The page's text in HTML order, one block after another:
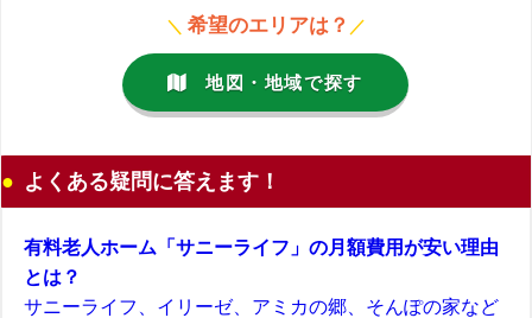
＼ 希望のエリアは？ ／
地図・地域で探す
よくある疑問に答えます！
有料老人ホーム「サニーライフ」の月額費用が安い理由
とは？
サニーライフ、イリーゼ、アミカの郷、そんぽの家など